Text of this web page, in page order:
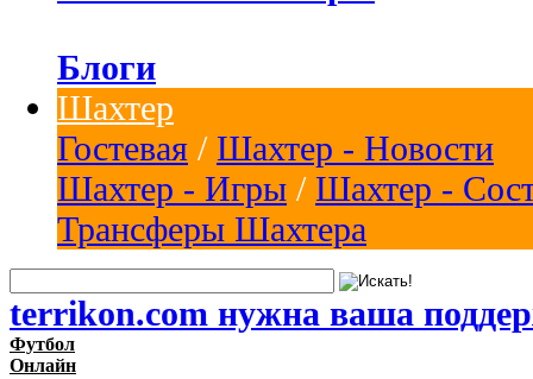
Блоги
Шахтер
Гостевая / Шахтер - Новости
Шахтер - Игры / Шахтер -
Трансферы Шахтера
terrikon.com нужна ваша
Футбол
Онлайн